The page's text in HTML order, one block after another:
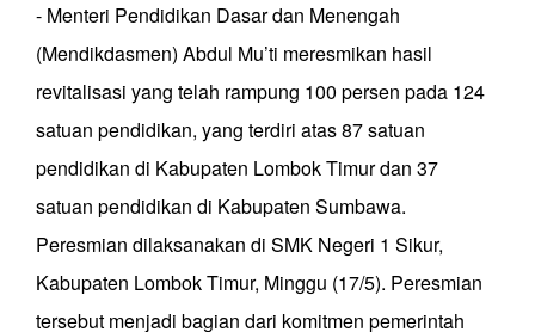
- Menteri Pendidikan Dasar dan Menengah
(Mendikdasmen) Abdul Mu’ti meresmikan hasil
revitalisasi yang telah rampung 100 persen pada 124
satuan pendidikan, yang terdiri atas 87 satuan
pendidikan di Kabupaten Lombok Timur dan 37
satuan pendidikan di Kabupaten Sumbawa.
Peresmian dilaksanakan di SMK Negeri 1 Sikur,
Kabupaten Lombok Timur, Minggu (17/5). Peresmian
tersebut menjadi bagian dari komitmen pemerintah